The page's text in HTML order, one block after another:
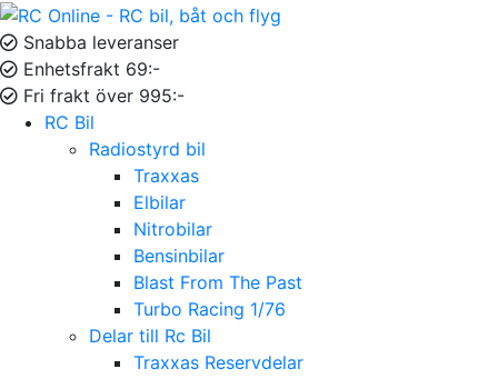
Snabba leveranser
Enhetsfrakt 69:-
Fri frakt över 995:-
RC Bil
Radiostyrd bil
Traxxas
Elbilar
Nitrobilar
Bensinbilar
Blast From The Past
Turbo Racing 1/76
Delar till Rc Bil
Traxxas Reservdelar